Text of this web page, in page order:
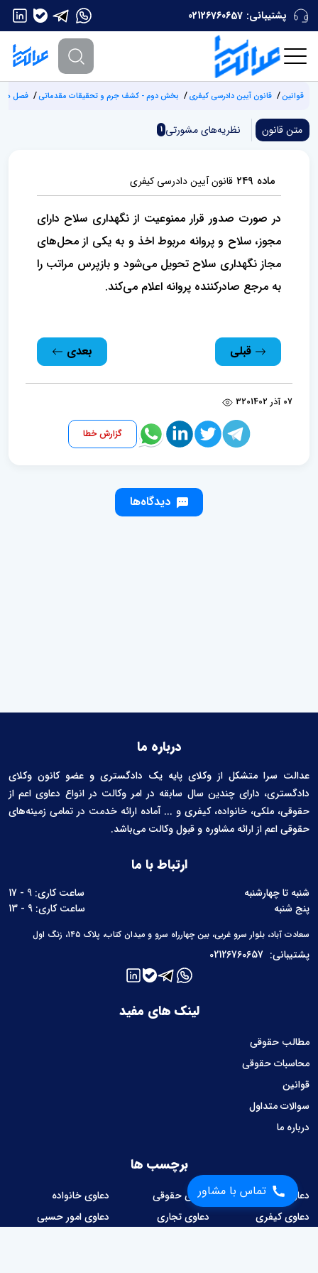
تماس با مشاور
پشتیبانی: 02126760657
قوانین قانون آیین دادرسی کیفری بخش دوم - کشف جرم و تحقیقات مقدماتی فصل
متن قانون نظریه‌های مشورتی 1
ماده ۲۴۹ قانون آیین دادرسی کیفری
در صورت صدور قرار ممنوعیت از نگهداری سلاح دارای
مجوز، سلاح و پروانه مربوط اخذ و به یکی از محل‌های
مجاز نگهداری سلاح تحویل می‌شود و بازپرس مراتب را
به مرجع صادرکننده پروانه اعلام می‌کند.
قبلی بعدی
07 آذر 1402 320
گزارش خطا
دیدگاه‌ها
درباره ما
عدالت سرا متشکل از وکلای پایه یک دادگستری و عضو کانون وکلای
دادگستری، دارای چندین سال سابقه در امر وکالت در انواع دعاوی اعم از
حقوقی، ملکی، خانواده، کیفری و ... آماده ارائه خدمت در تمامی زمینه‌های
حقوقی اعم از ارائه مشاوره و قبول وکالت می‌باشد.
لینک های مفید
مطالب حقوقی
محاسبات حقوقی
قوانین
سوالات متداول
درباره ما
برچسب ها
دعاوی ملکی دعاوی حقوقی
دعاوی خانواده
دعاوی کیفری
دعاوی تجاری
دعاوی امور حسبی
ارتباط با ما
شنبه تا چهارشنبه
ساعت کاری: 9 - 17
پنج شنبه
ساعت کاری: 9 - 13
سعادت آباد، بلوار سرو غربی، بین چهارراه سرو و میدان کتاب، پلاک ۱۴۵، زنگ اول
پشتیبانی: 02126760657